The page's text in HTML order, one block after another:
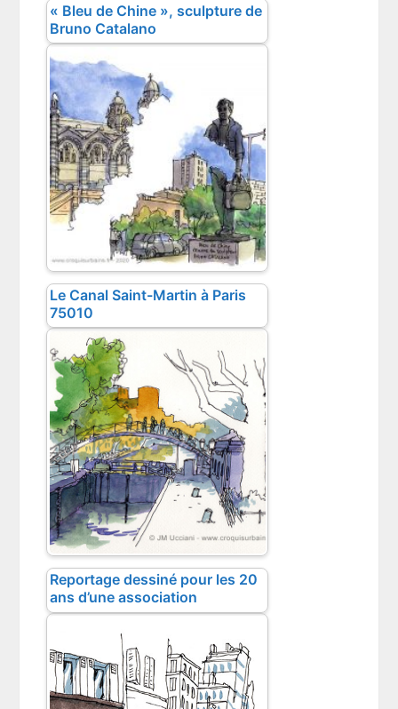
« Bleu de Chine », sculpture de
Bruno Catalano
Le Canal Saint-Martin à Paris
75010
Reportage dessiné pour les 20
ans d’une association